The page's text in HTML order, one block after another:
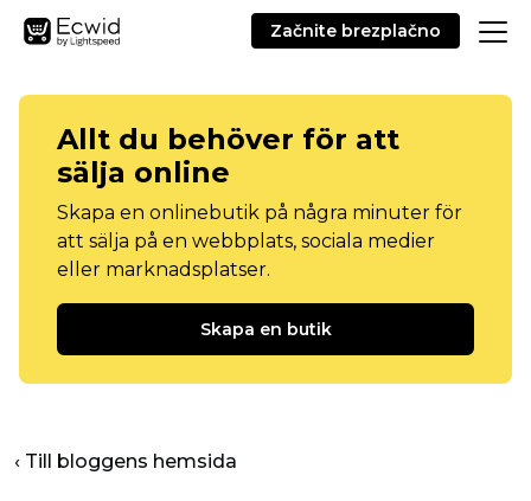
Začnite brezplačno
Allt du behöver för att
sälja online
Skapa en onlinebutik på några minuter för
att sälja på en webbplats, sociala medier
eller marknadsplatser.
Skapa en butik
‹ Till bloggens hemsida